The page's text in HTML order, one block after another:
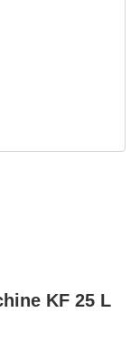
KF 25 L